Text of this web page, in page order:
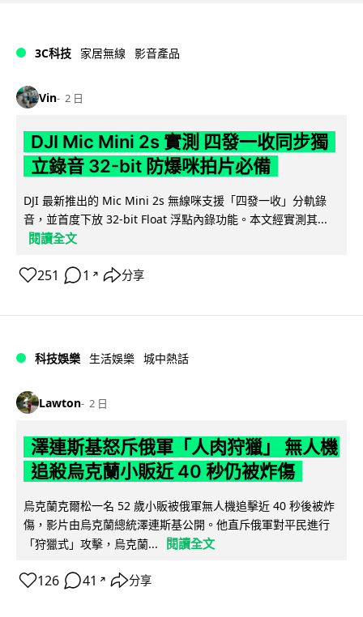
3C科技 家居無線 影音產品
Vin 2 日
DJI Mic Mini 2s 實測 四發一收同步獨
立錄音 32-bit 防爆咪拍片必備
DJI 最新推出的 Mic Mini 2s 無線咪支援「四發一收」分軌錄
音，並首度下放 32-bit Float 浮點內錄功能。本文經實測其...
閱讀全文
251 1 ↗ 分享
科技娛樂 生活娛樂 城中熱話
Lawton 2 日
澤連斯基怒斥俄軍「人肉狩獵」 無人機
追殺烏克蘭小販近 40 秒仍被炸傷
烏克蘭克爾松一名 52 歲小販被俄軍無人機追擊近 40 秒後被炸
傷，影片由烏克蘭總統澤連斯基公開。他直斥俄軍對平民進行
「狩獵式」攻擊，烏克蘭...
閱讀全文
126 41 ↗ 分享